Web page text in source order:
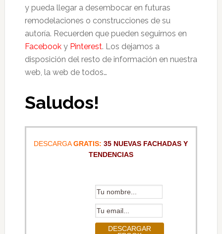
y pueda llegar a desembocar en futuras
remodelaciones o construcciones de su
autoría. Recuerden que pueden seguirnos en
Facebooky Pinterest. Los dejamos a
disposición del resto de información en nuestra
web, la web de todos…
Saludos!
DESCARGAGRATIS: 35 NUEVAS FACHADAS Y
TENDENCIAS